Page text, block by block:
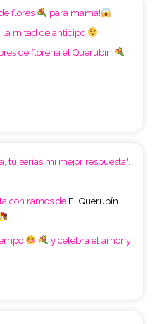
flores
para mamá!
la mitad de anticipo
de floreria el Querubín
tú serías mi mejor respuesta".
con ramos de El Querubín
y celebra el amor y